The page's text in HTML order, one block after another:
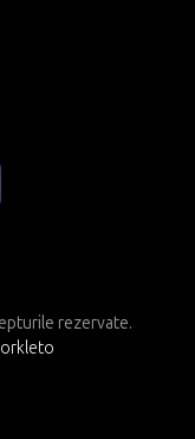
rezervate.